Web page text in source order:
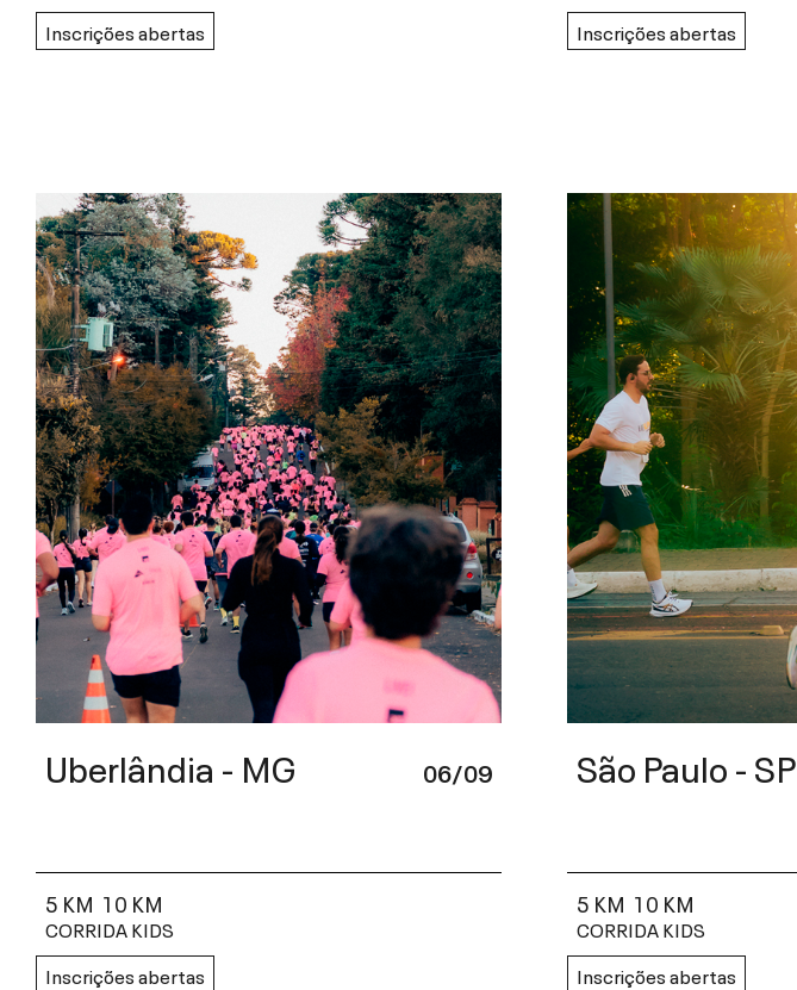
Inscrições abertas
Inscrições abertas
Uberlândia - MG 06/09
5 KM 10 KM
CORRIDA KIDS
Inscrições abertas
São Paulo - SP
5 KM 10 KM
CORRIDA KIDS
Inscrições abertas